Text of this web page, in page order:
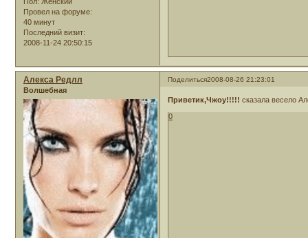
Провел на форуме:
40 минут
Последний визит:
2008-11-24 20:50:15
Поделиться2008-08-26 21:23:01
Алекса Редлл
Волшебная
Приветик,Чжоу!!!!! сказала весело
0